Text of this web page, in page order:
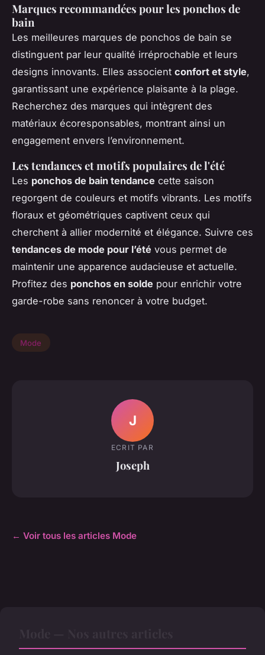
Marques recommandées pour les ponchos de
bain
Les meilleures marques de ponchos de bain se
distinguent par leur qualité irréprochable et leurs
designs innovants. Elles associent confort et style,
garantissant une expérience plaisante à la plage.
Recherchez des marques qui intègrent des
matériaux écoresponsables, montrant ainsi un
engagement envers l’environnement.
Les tendances et motifs populaires de l'été
Les ponchos de bain tendance cette saison
regorgent de couleurs et motifs vibrants. Les motifs
floraux et géométriques captivent ceux qui
cherchent à allier modernité et élégance. Suivre ces
tendances de mode pour l’été vous permet de
maintenir une apparence audacieuse et actuelle.
Profitez des ponchos en solde pour enrichir votre
garde-robe sans renoncer à votre budget.
Mode
J
ECRIT PAR
Joseph
← Voir tous les articles Mode